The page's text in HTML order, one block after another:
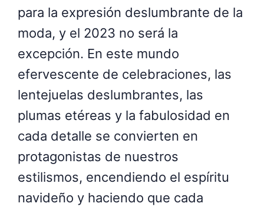
para la expresión deslumbrante de la
moda, y el 2023 no será la
excepción. En este mundo
efervescente de celebraciones, las
lentejuelas deslumbrantes, las
plumas etéreas y la fabulosidad en
cada detalle se convierten en
protagonistas de nuestros
estilismos, encendiendo el espíritu
navideño y haciendo que cada